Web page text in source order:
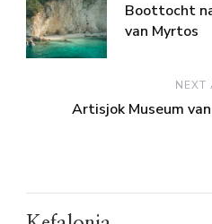
Boottocht
van Myrtos
NEXT
Artisjok Museum